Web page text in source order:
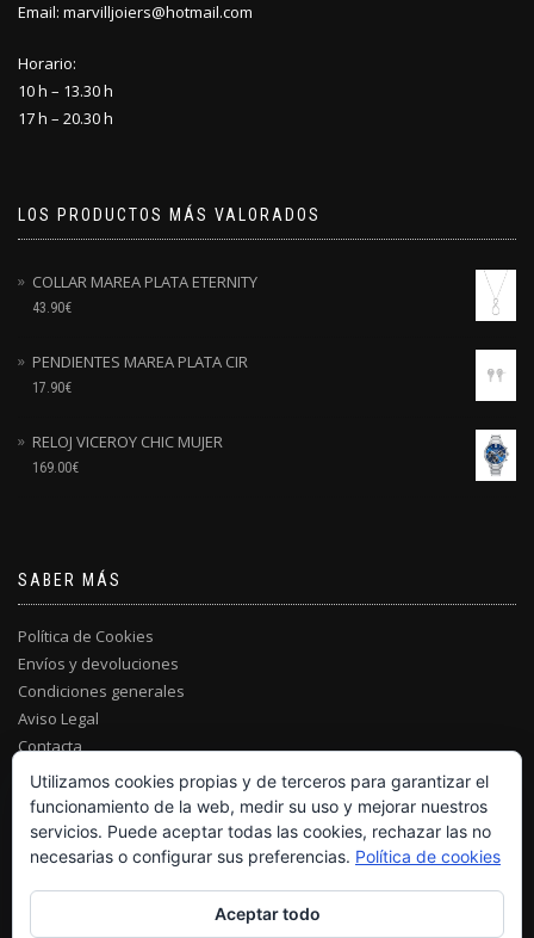
Email: marvilljoiers@hotmail.com
Horario:
10 h – 13.30 h
17 h – 20.30 h
LOS PRODUCTOS MÁS VALORADOS
COLLAR MAREA PLATA ETERNITY
43.90€
PENDIENTES MAREA PLATA CIR
17.90€
RELOJ VICEROY CHIC MUJER
169.00€
SABER MÁS
Política de Cookies
Envíos y devoluciones
Condiciones generales
Aviso Legal
Contacta
Utilizamos cookies propias y de terceros para garantizar el
funcionamiento de la web, medir su uso y mejorar nuestros
servicios. Puede aceptar todas las cookies, rechazar las no
necesarias o configurar sus preferencias. Política de cookies
Aceptar todo